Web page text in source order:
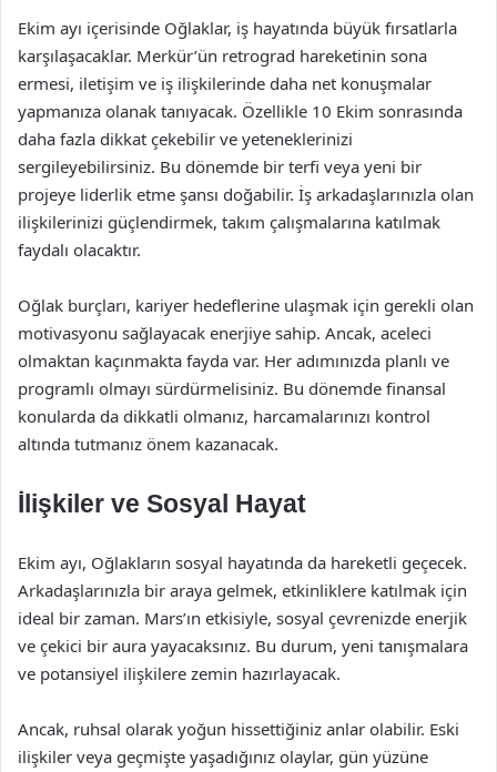
Ekim ayı içerisinde Oğlaklar, iş hayatında büyük fırsatlarla
karşılaşacaklar. Merkür’ün retrograd hareketinin sona
ermesi, iletişim ve iş ilişkilerinde daha net konuşmalar
yapmanıza olanak tanıyacak. Özellikle 10 Ekim sonrasında
daha fazla dikkat çekebilir ve yeteneklerinizi
sergileyebilirsiniz. Bu dönemde bir terfi veya yeni bir
projeye liderlik etme şansı doğabilir. İş arkadaşlarınızla olan
ilişkilerinizi güçlendirmek, takım çalışmalarına katılmak
faydalı olacaktır.
Oğlak burçları, kariyer hedeflerine ulaşmak için gerekli olan
motivasyonu sağlayacak enerjiye sahip. Ancak, aceleci
olmaktan kaçınmakta fayda var. Her adımınızda planlı ve
programlı olmayı sürdürmelisiniz. Bu dönemde finansal
konularda da dikkatli olmanız, harcamalarınızı kontrol
altında tutmanız önem kazanacak.
İlişkiler ve Sosyal Hayat
Ekim ayı, Oğlakların sosyal hayatında da hareketli geçecek.
Arkadaşlarınızla bir araya gelmek, etkinliklere katılmak için
ideal bir zaman. Mars’ın etkisiyle, sosyal çevrenizde enerjik
ve çekici bir aura yayacaksınız. Bu durum, yeni tanışmalara
ve potansiyel ilişkilere zemin hazırlayacak.
Ancak, ruhsal olarak yoğun hissettiğiniz anlar olabilir. Eski
ilişkiler veya geçmişte yaşadığınız olaylar, gün yüzüne